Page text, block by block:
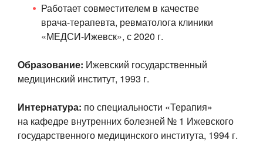
Работает совместителем в качестве
врача-терапевта, ревматолога клиники
«МЕДСИ-Ижевск», с 2020 г.
Образование: Ижевский государственный
медицинский институт, 1993 г.
Интернатура: по специальности «Терапия»
на кафедре внутренних болезней № 1 Ижевского
государственного медицинского института, 1994 г.